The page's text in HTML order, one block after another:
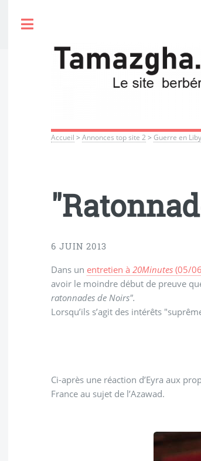
Accueil >Annonces top site 2 > Guerre en
6 JUIN 2013
Dans un entretien à20Minutes (05/
avoir le moindre début de preuve
ratonnades de Noirs".
Lorsqu’ils s’agit des intérêts
Ci-après une réaction d’Eyra aux
France au sujet de l’Azawad.